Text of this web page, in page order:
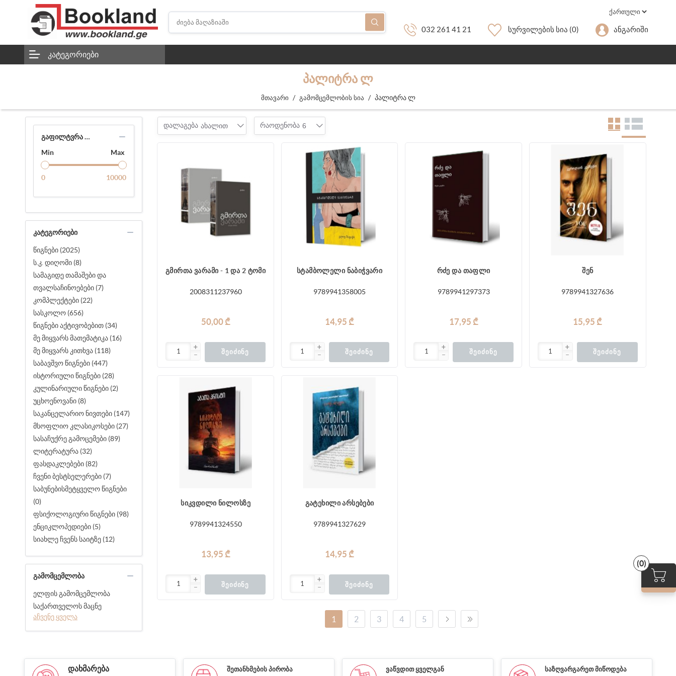
032 261 41 21 Სურვილების Სია (0) Ანგარიში
(0)
ᲙᲐᲢᲔᲒᲝᲠᲘᲔᲑᲘ
ᲞᲐᲚᲘᲢᲠᲐ Ლ
მთავარი / გამომცემლობის სია / პალიტრა ლ
ᲒᲐᲤᲘᲚᲢᲕᲠᲐ ᲤᲐᲡᲘᲗ
Min
Max
0 10000
ᲙᲐᲢᲔᲒᲝᲠᲘᲔᲑᲘ
წიგნები (2025)
ს.კ. დიღომი (8)
სამაგიდე თამაშები და
თვალსაჩინოებები (7)
კომპლექტები (22)
სასკოლო (656)
წიგნები აქტივობებით (34)
მე მიყვარს მათემატიკა (16)
მე მიყვარს კითხვა (118)
საბავშვო წიგნები (447)
ისტორიული წიგნები (28)
კულინარიული წიგნები (2)
უცხოენოვანი (8)
საკანცელარიო ნივთები (147)
მსოფლიო კლასიკოსები (27)
სასაჩუქრე გამოცემები (89)
ლიტერატურა (32)
ფასდაკლებები (82)
ჩვენი ბესტსელერები (7)
საბუნებისმეტყველო წიგნები
(0)
ფსიქოლოგიური წიგნები (98)
ენციკლოპედიები (5)
სიახლე ჩვენს საიტზე (12)
ᲒᲐᲛᲝᲛᲪᲔᲛᲚᲝᲑᲐ
ელფის გამომცემლობა
საქართველოს მაცნე
აჩვენე ყველა
დალაგება ახალით რაოდენობა 6
გმირთა ვარამი - 1 და 2 ტომი
2008311237960
50,00 ₾
ᲨᲔᲘᲫᲘᲜᲔ
სტამბოლელი ნაბიჭვარი
9789941358005
14,95 ₾
ᲨᲔᲘᲫᲘᲜᲔ
რძე და თაფლი
9789941297373
17,95 ₾
ᲨᲔᲘᲫᲘᲜᲔ
შენ
9789941327636
15,95 ₾
ᲨᲔᲘᲫᲘᲜᲔ
სიკვდილი ნილოსზე
9789941324550
13,95 ₾
ᲨᲔᲘᲫᲘᲜᲔ
გატეხილი არსებები
9789941327629
14,95 ₾
ᲨᲔᲘᲫᲘᲜᲔ
1 2 3 4 5
ᲓᲐᲮᲛᲐᲠᲔᲑᲐ ᲨᲔᲗᲐᲜᲮᲛᲔᲑᲘᲡ ᲞᲘᲠᲝᲑᲐ ᲕᲐᲬᲕᲓᲘᲗ ᲧᲕᲔᲚᲒᲐᲜ ᲡᲐᲖᲦᲕᲐᲠᲒᲐᲠᲔᲗ ᲛᲘᲬᲝᲓᲔᲑᲐ